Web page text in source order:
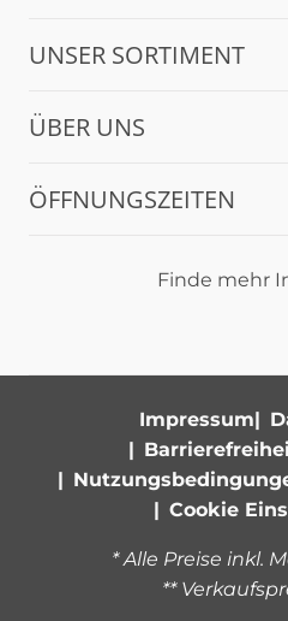
UNSER SORTIMENT
ÜBER UNS
ÖFFNUNGSZEITEN
Finde mehr
Impressum
Cookie
* Alle Preise inkl.
**